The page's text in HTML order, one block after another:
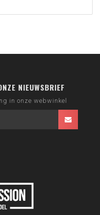
NIEUWSBRIEF
in onze webwinkel